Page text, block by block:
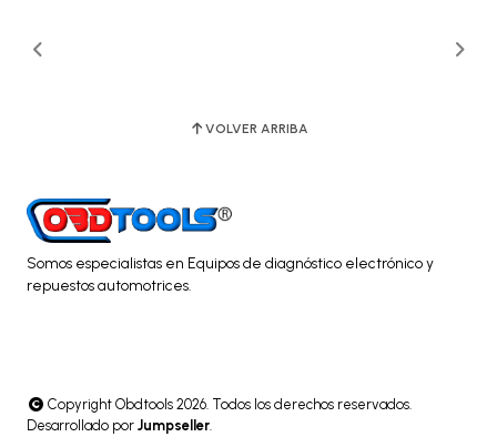
VOLVER ARRIBA
Somos especialistas en Equipos de diagnóstico electrónico y
repuestos automotrices.
Copyright Obdtools 2026. Todos los derechos reservados.
Desarrollado por Jumpseller.